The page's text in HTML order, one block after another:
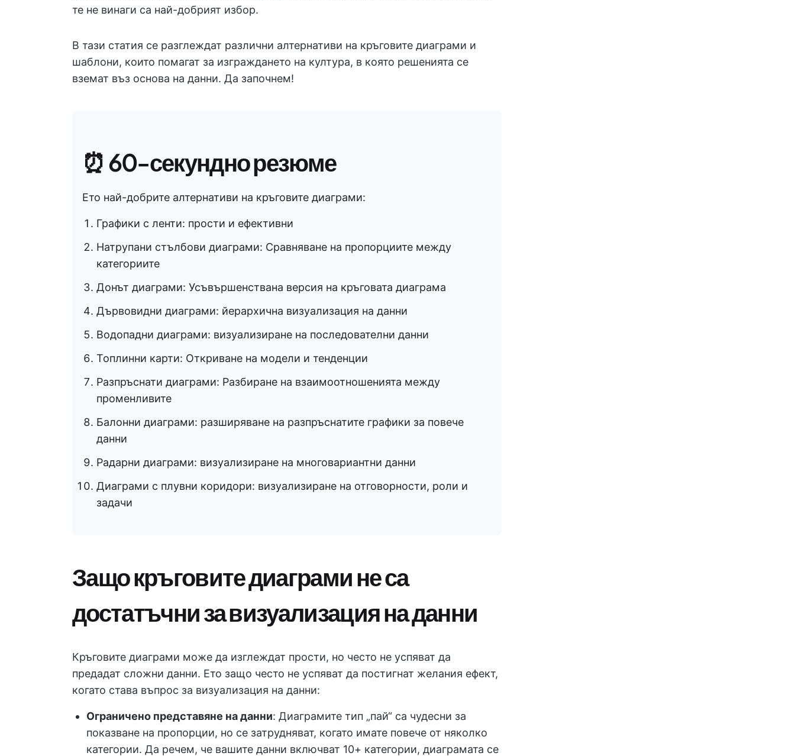
те не винаги са най-добрият избор.
В тази статия се разглеждат различни алтернативи на кръговите диаграми и
шаблони, които помагат за изграждането на култура, в която решенията се
вземат въз основа на данни. Да започнем!
⏰ 60-секундно резюме
Ето най-добрите алтернативи на кръговите диаграми:
Графики с ленти: прости и ефективни
Натрупани стълбови диаграми: Сравняване на пропорциите между
категориите
Донът диаграми: Усъвършенствана версия на кръговата диаграма
Дървовидни диаграми: йерархична визуализация на данни
Водопадни диаграми: визуализиране на последователни данни
Топлинни карти: Откриване на модели и тенденции
Разпръснати диаграми: Разбиране на взаимоотношенията между
променливите
Балонни диаграми: разширяване на разпръснатите графики за повече
данни
Радарни диаграми: визуализиране на многовариантни данни
Диаграми с плувни коридори: визуализиране на отговорности, роли и
задачи
Защо кръговите диаграми не са
достатъчни за визуализация на данни
Кръговите диаграми може да изглеждат прости, но често не успяват да
предадат сложни данни. Ето защо често не успяват да постигнат желания ефект,
когато става въпрос за визуализация на данни:
Ограничено представяне на данни: Диаграмите тип „пай“ са чудесни за
показване на пропорции, но се затрудняват, когато имате повече от няколко
категории. Да речем, че вашите данни включват 10+ категории, диаграмата се